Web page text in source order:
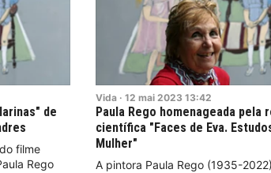
de
filme
Rego
Vida · 12 mai 2023 13:42
Paula Rego homenageada pela
científica "Faces de Eva.
Mulher"
A pintora Paula Rego (1935-